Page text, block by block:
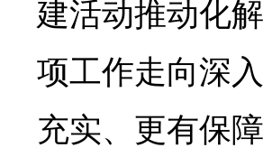
建活动推动化
项工作走向深
充实、更有保